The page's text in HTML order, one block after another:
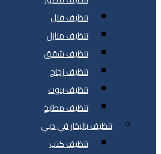
تنظيف فلل
تنظيف منازل
تنظيف شقق
تنظيف زجاج
تنظيف بيوت
تنظيف مطابخ
تنظيف بالبخار في دبي
تنظيف كنب